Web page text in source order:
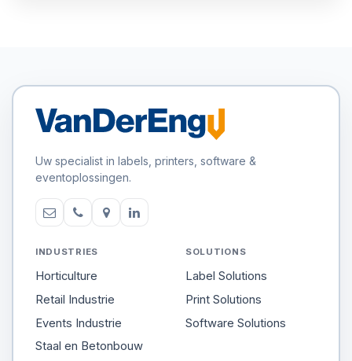
Uw specialist in labels, printers, software &
eventoplossingen.
INDUSTRIES
Horticulture
Retail Industrie
Events Industrie
Staal en Betonbouw
SOLUTIONS
Label Solutions
Print Solutions
Software Solutions